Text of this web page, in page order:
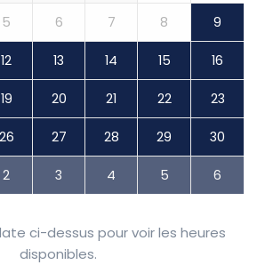
5 6 7 8 9
12 13 14 15 16
19 20 21 22 23
26 27 28 29 30
2 3 4 5 6
ci-dessus pour voir les heures
disponibles.